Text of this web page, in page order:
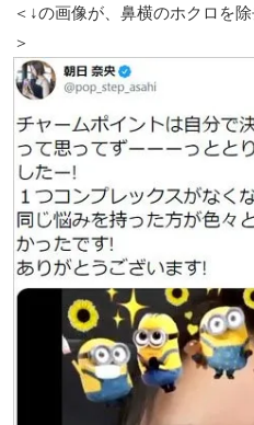
＜↓の画像が、鼻横のホクロを
＞